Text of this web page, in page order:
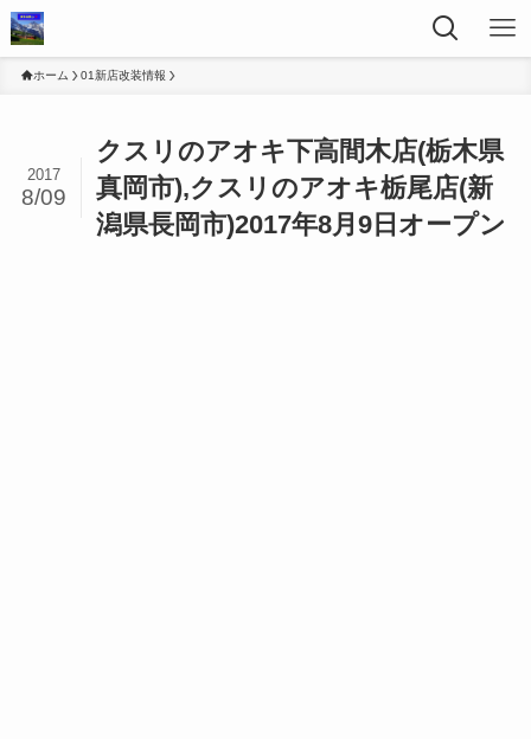
ホーム 01新店改装情報
クスリのアオキ下高間木店(栃木県
真岡市),クスリのアオキ栃尾店(新
潟県長岡市)2017年8月9日オープン
2017
8/09